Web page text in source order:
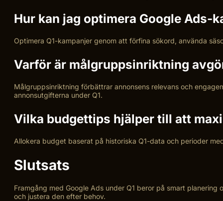
Hur kan jag optimera Google Ads-
Optimera Q1-kampanjer genom att förfina sökord, använda
Varför är målgruppsinriktning
Målgruppsinriktning förbättrar annonsens relevans och
annonsutgifterna under Q1.
Vilka budgettips hjälper till att
Allokera budget baserat på historiska Q1-data och perioder
Slutsats
Framgång med Google Ads under Q1 beror på smart
och justera den efter behov.